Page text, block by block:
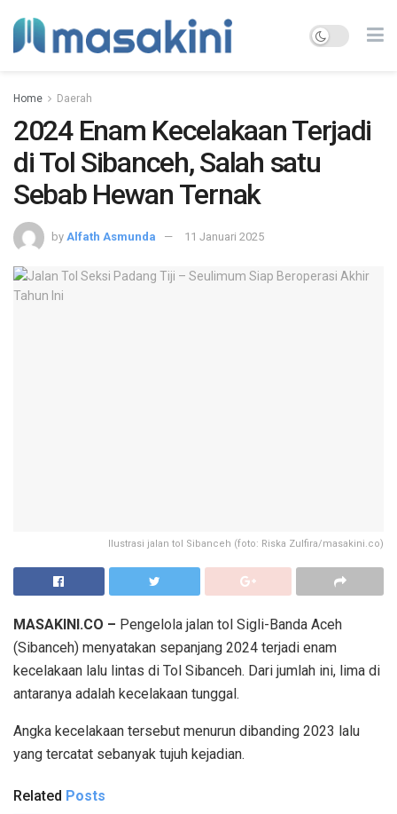
Home Daerah
2024 Enam Kecelakaan Terjadi
di Tol Sibanceh, Salah satu
Sebab Hewan Ternak
by Alfath Asmunda 11 Januari 2025
Ilustrasi jalan tol Sibanceh (foto: Riska Zulfira/masakini.co)
MASAKINI.CO – Pengelola jalan tol Sigli-Banda Aceh
(Sibanceh) menyatakan sepanjang 2024 terjadi enam
kecelakaan lalu lintas di Tol Sibanceh. Dari jumlah ini, lima di
antaranya adalah kecelakaan tunggal.
Angka kecelakaan tersebut menurun dibanding 2023 lalu
yang tercatat sebanyak tujuh kejadian.
Related Posts